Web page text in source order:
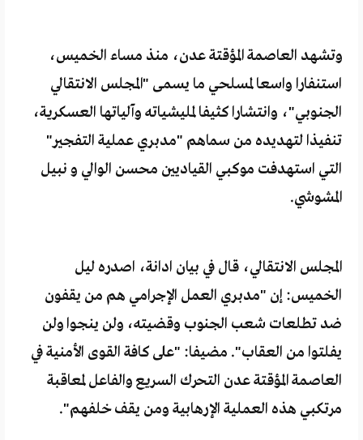
وتشهد العاصمة المؤقتة عدن، منذ مساء الخميس،
استنفارا واسعا لمسلحي ما يسمى "المجلس الانتقالي
الجنوبي"، وانتشارا كثيفا لمليشياته وآلياتها العسكرية،
تنفيذا لتهديده من سماهم "مدبري عملية التفجير"
التي استهدفت موكبي القياديين محسن الوالي و نبيل
المشوشي.
المجلس الانتقالي، قال في بيان ادانة، اصدره ليل
الخميس: إن "مدبري العمل الإجرامي هم من يقفون
ضد تطلعات شعب الجنوب وقضيته، ولن ينجوا ولن
يفلتوا من العقاب". مضيفا: "على كافة القوى الأمنية في
العاصمة المؤقتة عدن التحرك السريع والفاعل لمعاقبة
مرتكبي هذه العملية الإرهابية ومن يقف خلفهم".